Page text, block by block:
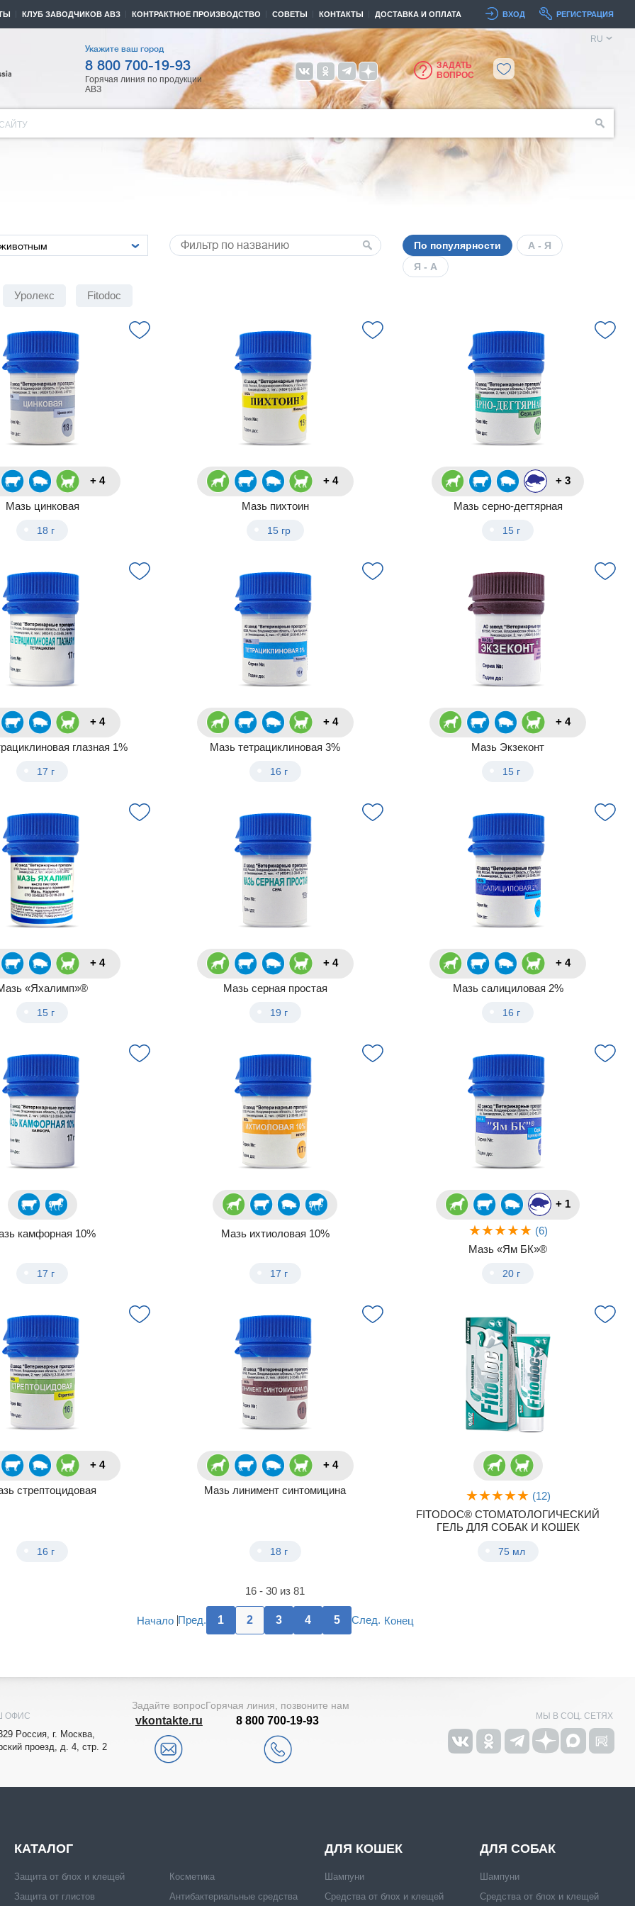
КЛУБ ЗАВОДЧИКОВ АВЗ КОНТРАКТНОЕ ПРОИЗВОДСТВО СОВЕТЫ КОНТАКТЫ ДОСТАВКА И ОПЛАТА ВХОД РЕГИСТРАЦИЯ
Укажите ваш город
8 800 700-19-93
Горячая линия по продукции
АВЗ
ЗАДАТЬ
ВОПРОС
RU
По популярности
А - Я
Я - А
Уролекс Fitodoc
+ 4
Мазь цинковая
18 г
+ 4
Мазь пихтоин
15 гр
+ 3
Мазь серно-дегтярная
15 г
+ 4
глазная 1%
17 г
+ 4
Мазь тетрациклиновая 3%
16 г
+ 4
Мазь Экзеконт
15 г
+ 4
«Яхалимп»®
15 г
+ 4
Мазь серная простая
19 г
+ 4
Мазь салициловая 2%
16 г
камфорная 10%
17 г
Мазь ихтиоловая 10%
17 г
+ 1
(6)
Мазь «Ям БК»®
20 г
+ 4
стрептоцидовая
16 г
+ 4
Мазь линимент синтомицина
18 г
(12)
FITODOC® СТОМАТОЛОГИЧЕСКИЙ
ГЕЛЬ ДЛЯ СОБАК И КОШЕК
75 мл
16 - 30 из 81
Начало Пред. 1 2 3 4 5 След. Конец
ОФИС
Рoccия, г. Мocквa,
проезд, д. 4, стр. 2
Задайте вопрос
vkontakte.ru
Горячая линия, позвоните нам
8 800 700-19-93 МЫ В СОЦ. СЕТЯХ
КАТАЛОГ
Защита от блох и клещей
Защита от глистов
Косметика
Антибактериальные средства
ДЛЯ КОШЕК
Шампуни
Средства от блох и клещей
ДЛЯ СОБАК
Шампуни
Средства от блох и клещей